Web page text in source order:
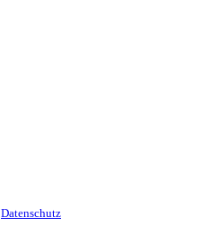
Datenschutz